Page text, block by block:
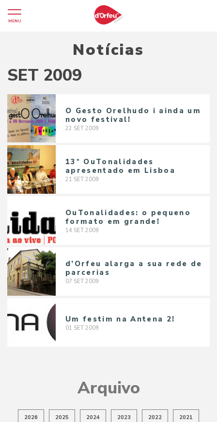
MENU
Notícias
SET 2009
O Gesto Orelhudo i ainda um
novo festival!
22 SET 2009
13º OuTonalidades
apresentado em Lisboa
21 SET 2009
OuTonalidades: o pequeno
formato em grande!
14 SET 2009
d’Orfeu alarga a sua rede de
parcerias
07 SET 2009
Um festim na Antena 2!
01 SET 2009
Arquivo
2026 2025 2024 2023 2022 2021